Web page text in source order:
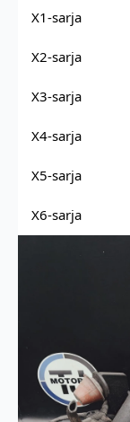
X1-sarja
X2-sarja
X3-sarja
X4-sarja
X5-sarja
X6-sarja